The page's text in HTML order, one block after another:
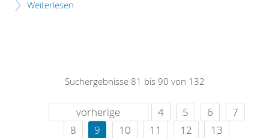
Weiterlesen
Suchergebnisse 81 bis 90 von 132
vorherige 4 5 6
7
8
9 10 11 12
13